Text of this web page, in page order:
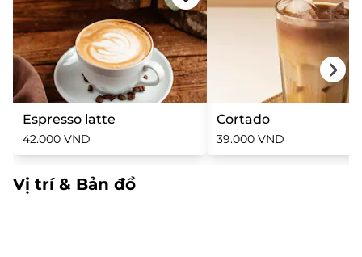
Espresso latte
42.000 VND
Cortado
39.000 VND
Vị trí & Bản đồ